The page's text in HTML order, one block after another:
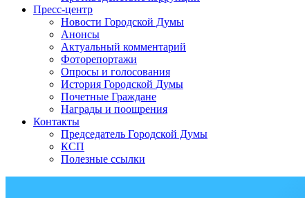
Пресс-центр
Новости Городской Думы
Анонсы
Актуальный комментарий
Фоторепортажи
Опросы и голосования
История Городской Думы
Почетные Граждане
Награды и поощрения
Контакты
Председатель Городской Думы
КСП
Полезные ссылки